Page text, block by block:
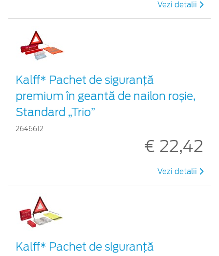
Vezi detalii
Kalff* Pachet de siguranţă
premium în geantă de nailon roșie,
Standard „Trio”
2646612
€ 22,42
Vezi detalii
Kalff* Pachet de siguranţă